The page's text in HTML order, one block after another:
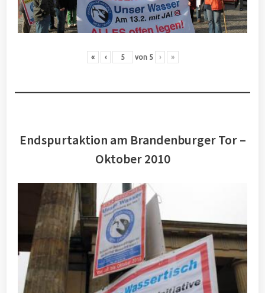
« ‹ von 5 › »
Endspurtaktion am Brandenburger Tor –
Oktober 2010